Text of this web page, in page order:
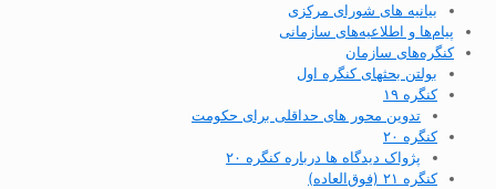
بیانیه های شورای مرکزی
پیام‌ها و اطلاعیه‌های سازمانی
کنگره‌های سازمان
بولتن بحثهای کنگره اول
کنگره ۱۹
تدوین محور های حداقلی برای حکومت
کنگره ۲۰
پژواک دیدگاه ها درباره کنگره ۲۰
کنگره ۲۱ (فوق‌العاده)